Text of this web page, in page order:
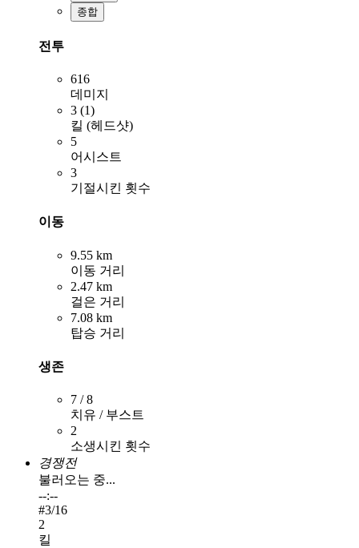
종합
전투
616
데미지
3 (1)
킬 (헤드샷)
5
어시스트
3
기절시킨 횟수
이동
9.55 km
이동 거리
2.47 km
걸은 거리
7.08 km
탑승 거리
생존
7 / 8
치유 / 부스트
2
소생시킨 횟수
경쟁전
불러오는 중...
--:--
#3/16
2
킬